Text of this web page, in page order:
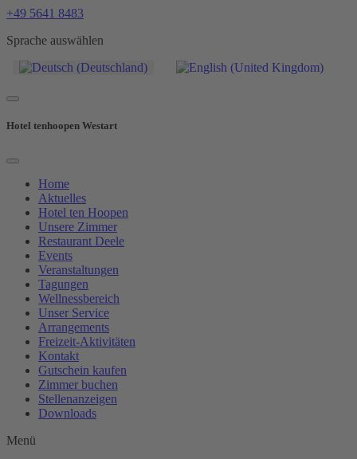
+49 5641 8483
Sprache auswählen
Hotel tenhoopen Westart
Home
Aktuelles
Hotel ten Hoopen
Unsere Zimmer
Restaurant Deele
Events
Veranstaltungen
Tagungen
Wellnessbereich
Unser Service
Arrangements
Freizeit-Aktivitäten
Kontakt
Gutschein kaufen
Zimmer buchen
Stellenanzeigen
Downloads
Menü